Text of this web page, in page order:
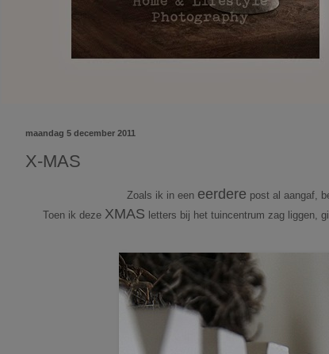
maandag 5 december 2011
X-MAS
Zoals ik in een eerdere post al aangaf,
Toen ik deze XMAS letters bij het tuincentrum zag liggen,